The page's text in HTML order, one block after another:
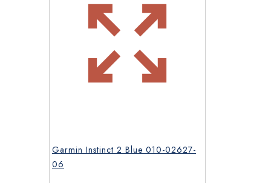
Garmin Instinct 2 Blue 010-02627-
06